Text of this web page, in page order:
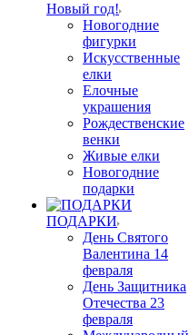
Новый год!
Новогодние
фигурки
Искусственные
елки
Елочные
украшения
Рождественские
венки
Живые елки
Новогодние
подарки
ПОДАРКИ
День Святого
Валентина 14
февраля
День Защитника
Отечества 23
февраля